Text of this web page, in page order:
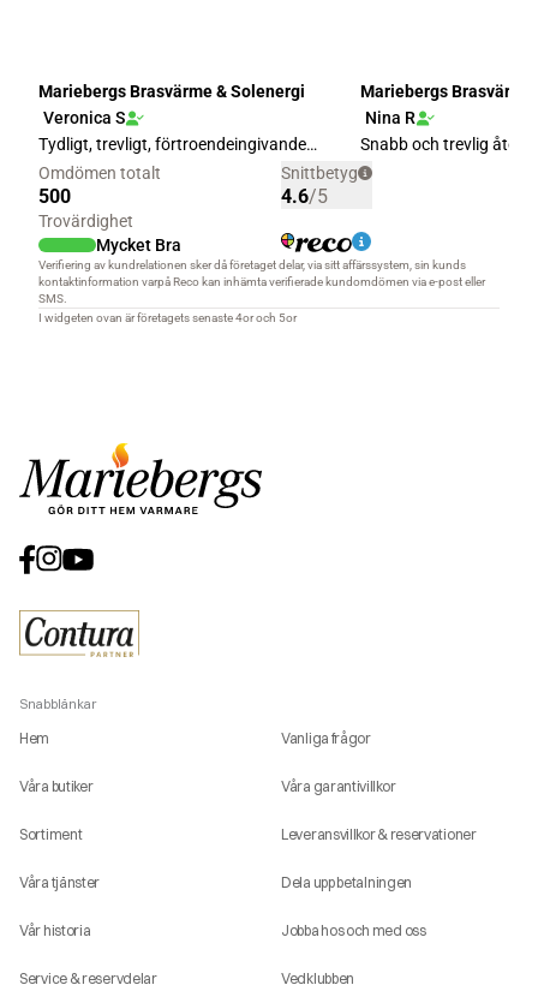
Snabblänkar
Hem
Våra butiker
Sortiment
Våra tjänster
Vår historia
Service & reservdelar
Vanliga frågor
Våra garantivillkor
Leveransvillkor & reservationer
Dela upp betalningen
Jobba hos och med oss
Vedklubben